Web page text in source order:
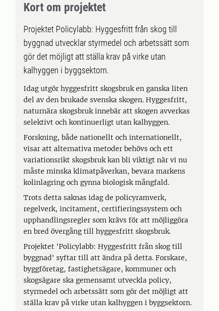
Kort om projektet
Projektet Policylabb: Hyggesfritt från skog till
byggnad utvecklar styrmedel och arbetssätt som
gör det möjligt att ställa krav på virke utan
kalhyggen i byggsektorn.
Idag utgör hyggesfritt skogsbruk en ganska liten
del av den brukade svenska skogen. Hyggesfritt,
naturnära skogsbruk innebär att skogen avverkas
selektivt och kontinuerligt utan kalhyggen.
Forskning, både nationellt och internationellt,
visar att alternativa metoder behövs och ett
variationsrikt skogsbruk kan bli viktigt när vi nu
måste minska klimatpåverkan, bevara markens
kolinlagring och gynna biologisk mångfald.
Trots detta saknas idag de policyramverk,
regelverk, incitament, certifieringssystem och
upphandlingsregler som krävs för att möjliggöra
en bred övergång till hyggesfritt skogsbruk.
Projektet 'Policylabb: Hyggesfritt från skog till
byggnad' syftar till att ändra på detta. Forskare,
byggföretag, fastighetsägare, kommuner och
skogsägare ska gemensamt utveckla policy,
styrmedel och arbetssätt som gör det möjligt att
ställa krav på virke utan kalhyggen i byggsektorn.